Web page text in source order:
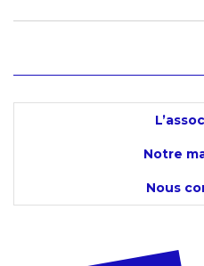
Notre
Nous